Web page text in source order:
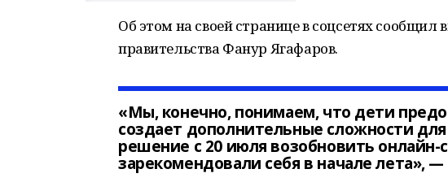
Об этом на своей странице в соцсетях сообщил
правительства Фанур Ягафаров.
«Мы, конечно, понимаем, что дети
создает дополнительные сложности
решение с 20 июля возобновить
зарекомендовали себя в начале лета»,